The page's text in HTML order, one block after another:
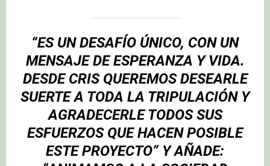
“ES UN DESAFÍO ÚNICO, CON UN
MENSAJE DE ESPERANZA Y VIDA.
DESDE CRIS QUEREMOS DESEARLE
SUERTE A TODA LA TRIPULACIÓN Y
AGRADECERLE TODOS SUS
ESFUERZOS QUE HACEN POSIBLE
ESTE PROYECTO” Y AÑADE: